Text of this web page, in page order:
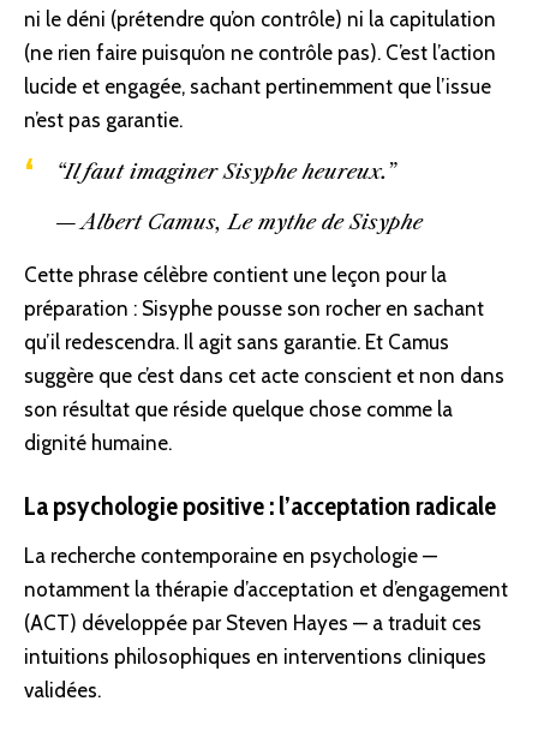
ni le déni (prétendre qu’on contrôle) ni la capitulation
(ne rien faire puisqu’on ne contrôle pas). C’est l’action
lucide et engagée, sachant pertinemment que l’issue
n’est pas garantie.
“Il faut imaginer Sisyphe heureux.”
— Albert Camus,Le mythede Sisyphe
Cette phrase célèbre contient une leçon pour la
préparation : Sisyphe pousse son rocher en sachant
qu’il redescendra. Il agit sans garantie. Et Camus
suggère que c’est dans cet acte conscient et non dans
son résultat que réside quelque chose comme la
dignité humaine.
La psychologie positive : l’acceptation radicale
La recherche contemporaine en psychologie —
notamment la thérapie d’acceptation et d’engagement
(ACT) développée par Steven Hayes — a traduit ces
intuitions philosophiques en interventions cliniques
validées.